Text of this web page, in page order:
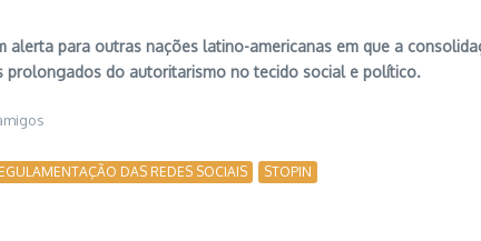
alerta para outras nações latino-americanas em que a
prolongados do autoritarismo no tecido social e político.
DAS REDES SOCIAIS STOPIN